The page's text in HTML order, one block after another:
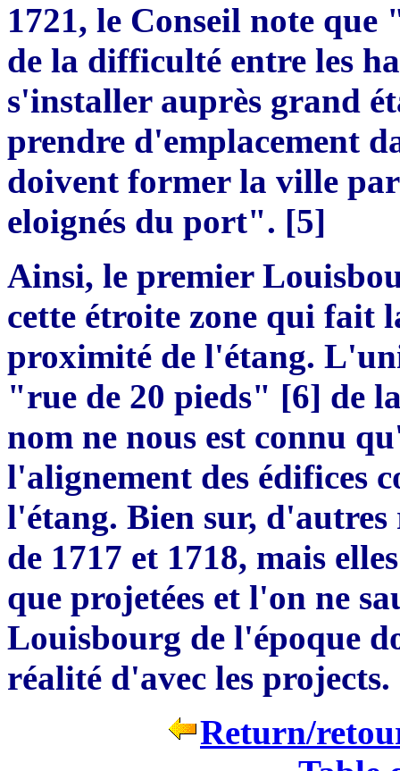
1721, le Conseil note
de la difficulté entre les ha
s'installer auprès grand
prendre d'emplacement
doivent former la ville par
eloignés du port". [5]
Ainsi, le premier
cette étroite zone qui fait
proximité de l'étang.
"rue de 20 pieds" [6] de
nom ne nous est connu
l'alignement des édifices
l'étang. Bien sur, d'autres
de 1717 et 1718, mais
que projetées et l'on ne
Louisbourg de l'époque
réalité d'avec les projects.
Return/